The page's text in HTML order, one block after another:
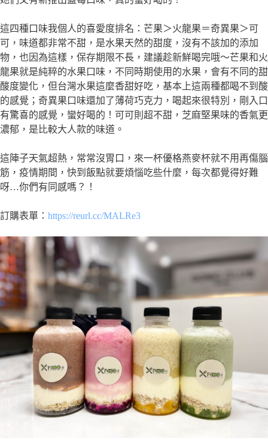
這四種口味我個人的喜愛度排名：芒果＞火龍果＝奇異果＞可
可，味道都非常不甜，是水果天然的甜度，沒有不該加的添加
物，也因為這樣，保存期限不長，建議趁新鮮喝完哦～芒果和火
龍果就是純粹的水果口味，不同時期使用的水果，會有不同的甜
酸度變化，但台灣水果這麼香甜好吃，基本上這兩種都喝不到酸
的感覺；奇異果口味還加了薄荷巧克力，喝起來很特別，剛入口
有驚喜的感覺，蠻好喝的！可可則超不甜，芝麻堅果味的香氣更
濃郁，是比較大人款的味道。
這陣子天氣超熱，常常沒胃口，來一杯優格燕麥杯就不用再傷腦
筋，疫情期間，快到飯點就要煩惱吃些什麼，每次都覺得好難
呀…你們有同感嗎？！
訂購表單： https://reurl.cc/MALRe3